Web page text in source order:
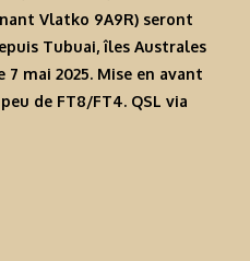
Vlatko 9A9R) seront
Tubuai, îles Australes
7 mai 2025. Mise en avant
de FT8/FT4. QSL via